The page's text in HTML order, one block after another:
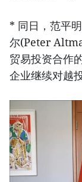
* 同日，范平
尔(Peter
贸易投资合作
企业继续对越投